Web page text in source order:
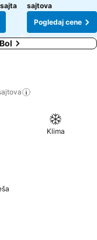
sajtova
Pogledaj cene
Klima